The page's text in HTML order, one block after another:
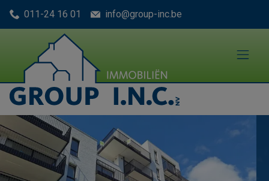
Menu overslaan en naar de inhoud gaan
011-24 16 01 info@group-inc.be